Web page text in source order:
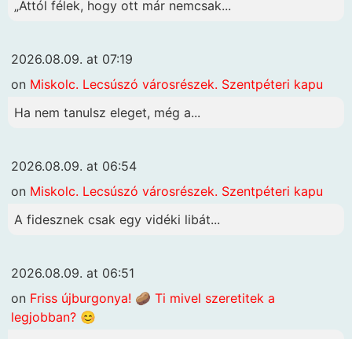
„Attól félek, hogy ott már nemcsak...
2026.08.09. at 07:19
on Miskolc. Lecsúszó városrészek. Szentpéteri kapu
Ha nem tanulsz eleget, még a...
2026.08.09. at 06:54
on Miskolc. Lecsúszó városrészek. Szentpéteri kapu
A fidesznek csak egy vidéki libát...
2026.08.09. at 06:51
on Friss újburgonya! 🥔 Ti mivel szeretitek a
legjobban? 😊